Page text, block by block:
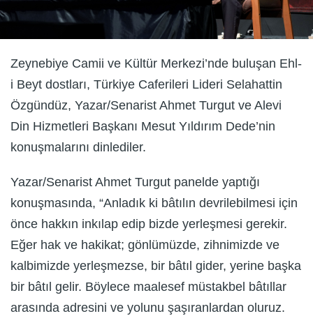
Zeynebiye Camii ve Kültür Merkezi’nde buluşan Ehl-
i Beyt dostları, Türkiye Caferileri Lideri Selahattin
Özgündüz, Yazar/Senarist Ahmet Turgut ve Alevi
Din Hizmetleri Başkanı Mesut Yıldırım Dede’nin
konuşmalarını dinlediler.
Yazar/Senarist Ahmet Turgut panelde yaptığı
konuşmasında, “Anladık ki bâtılın devrilebilmesi için
önce hakkın inkılap edip bizde yerleşmesi gerekir.
Eğer hak ve hakikat; gönlümüzde, zihnimizde ve
kalbimizde yerleşmezse, bir bâtıl gider, yerine başka
bir bâtıl gelir. Böylece maalesef müstakbel bâtıllar
arasında adresini ve yolunu şaşıranlardan oluruz.